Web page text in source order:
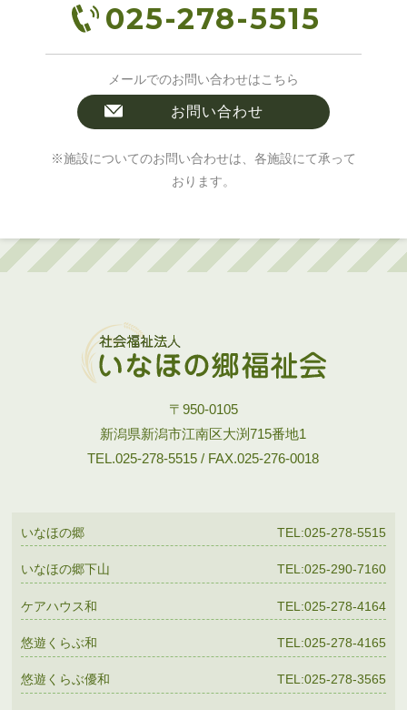
025-278-5515
メールでのお問い合わせはこちら
お問い合わせ
※施設についてのお問い合わせは、各施設にて承って
おります。
〒950-0105
新潟県新潟市江南区大渕715番地1
TEL.025-278-5515 / FAX.025-276-0018
いなほの郷 TEL:025-278-5515
いなほの郷下山 TEL:025-290-7160
ケアハウス和 TEL:025-278-4164
悠遊くらぶ和 TEL:025-278-4165
悠遊くらぶ優和 TEL:025-278-3565